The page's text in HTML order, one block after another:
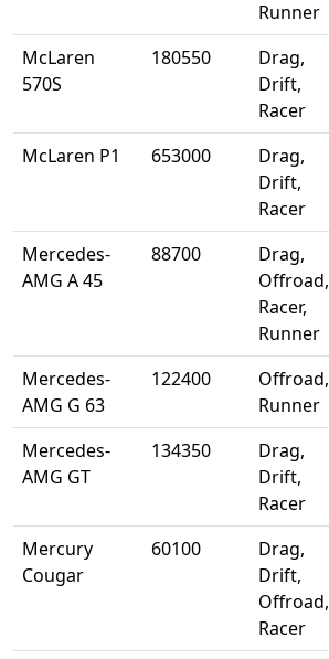
Runner
McLaren
570S
180550
Drag,
Drift,
Racer
McLaren P1
653000
Drag,
Drift,
Racer
Mercedes-
AMG A 45
88700
Drag,
Offroad,
Racer,
Runner
Mercedes-
AMG G 63
122400
Offroad,
Runner
Mercedes-
AMG GT
134350
Drag,
Drift,
Racer
Mercury
Cougar
60100
Drag,
Drift,
Offroad,
Racer